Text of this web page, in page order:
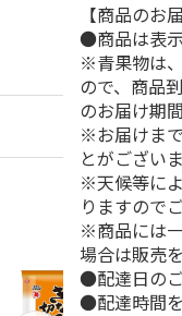
【商品のお
●商品は表
※青果物は
ので、商品
のお届け期
※お届けま
とがござい
※天候等に
りますので
※商品には
場合は販売
●配達日の
●配達時間